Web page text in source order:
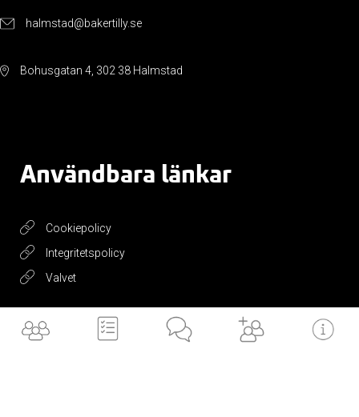
halmstad@bakertilly.se
Bohusgatan 4, 302 38 Halmstad
Användbara länkar
Cookiepolicy
Integritetspolicy
Valvet